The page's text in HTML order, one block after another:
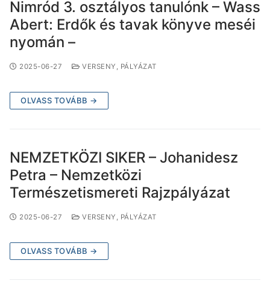
Nimród 3. osztályos tanulónk – Wass
Abert: Erdők és tavak könyve meséi
nyomán –
2025-06-27 VERSENY, PÁLYÁZAT
OLVASS TOVÁBB →
NEMZETKÖZI SIKER – Johanidesz
Petra – Nemzetközi
Természetismereti Rajzpályázat
2025-06-27 VERSENY, PÁLYÁZAT
OLVASS TOVÁBB →